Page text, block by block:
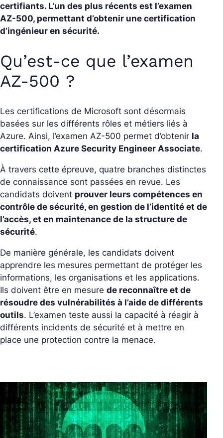
certifiants. L’un des plus récents est l’examen
AZ-500, permettant d’obtenir une certification
d’ingénieur en sécurité.
Qu’est-ce que l’examen
AZ-500 ?
Les certifications de Microsoft sont désormais
basées sur les différents rôles et métiers liés à
Azure. Ainsi, l’examen AZ-500 permet d’obtenir la
certification Azure Security Engineer Associate.
À travers cette épreuve, quatre branches distinctes
de connaissance sont passées en revue. Les
candidats doivent prouver leurs compétences en
contrôle de sécurité, en gestion de l’identité et de
l’accès, et en maintenance de la structure de
sécurité.
De manière générale, les candidats doivent
apprendre les mesures permettant de protéger les
informations, les organisations et les applications.
Ils doivent être en mesure de reconnaître et de
résoudre des vulnérabilités à l’aide de différents
outils. L’examen teste aussi la capacité à réagir à
différents incidents de sécurité et à mettre en
place une protection contre la menace.